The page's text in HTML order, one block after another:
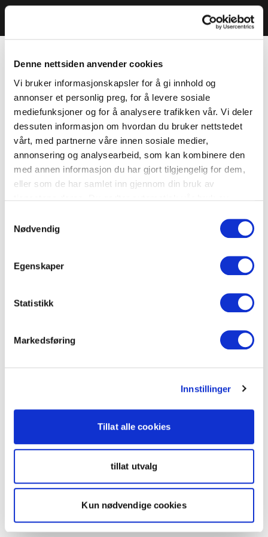
Denne nettsiden anvender cookies
Vi bruker informasjonskapsler for å gi innhold og
annonser et personlig preg, for å levere sosiale
mediefunksjoner og for å analysere trafikken vår. Vi deler
dessuten informasjon om hvordan du bruker nettstedet
vårt, med partnerne våre innen sosiale medier,
annonsering og analysearbeid, som kan kombinere den
med annen informasjon du har gjort tilgjengelig for dem,
eller som de har samlet inn gjennom din bruk av
Nødvendig
Egenskaper
Statistikk
Markedsføring
Innstillinger
Tillat alle cookies
tillat utvalg
Kun nødvendige cookies